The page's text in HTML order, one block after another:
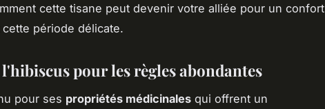
cette tisane peut devenir votre alliée pour un confort
période délicate.
pour les règles abondantes
pour ses propriétés médicinales qui offrent un